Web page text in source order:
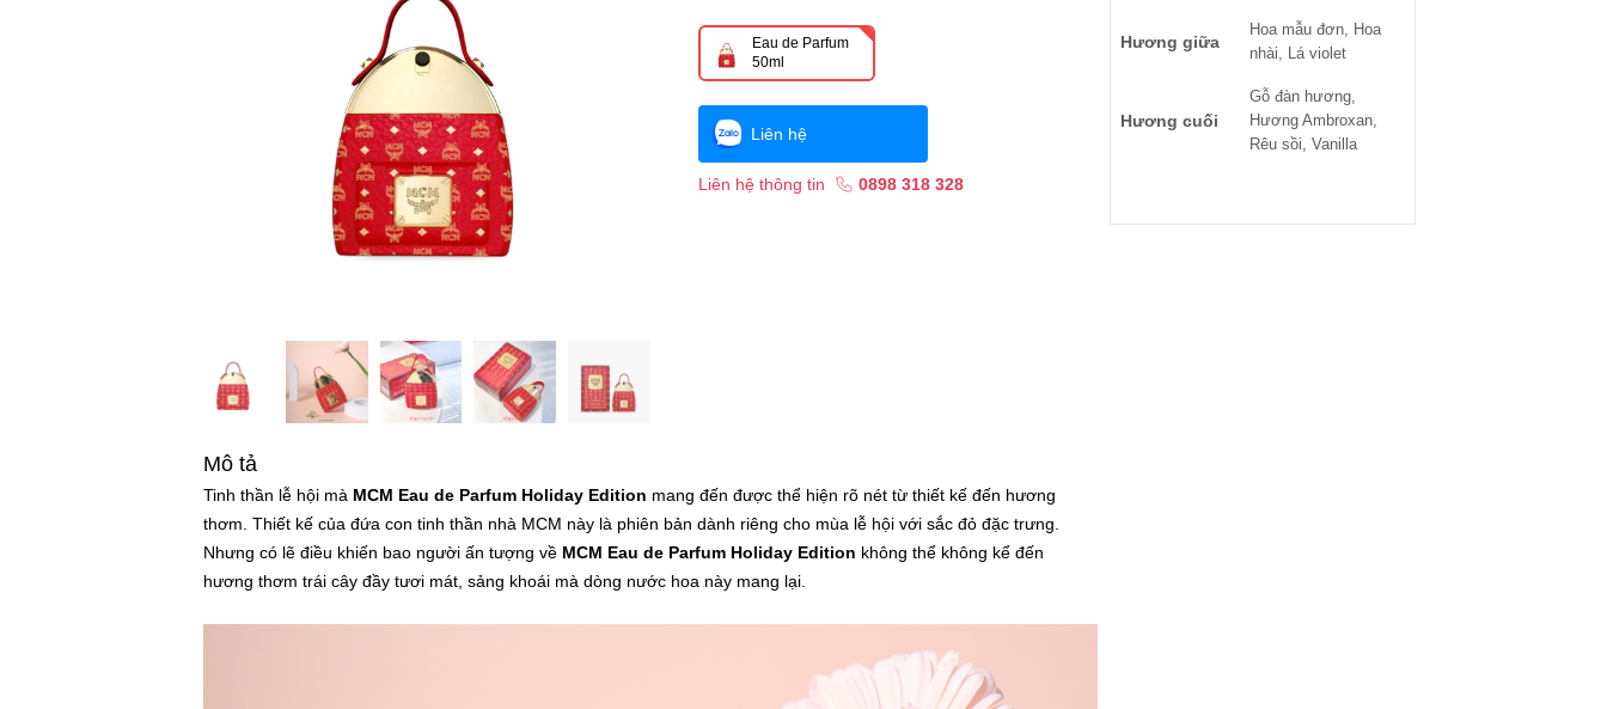
Eau de Parfum
50ml
Liên hệ
Liên hệ thông tin 0898 318 328
Mô tả
Tinh thần lễ hội mà MCM Eau de Parfum Holiday Edition mang đến được thể hiện rõ nét từ thiết kế đến hương
thơm. Thiết kế của đứa con tinh thần nhà MCM này là phiên bản dành riêng cho mùa lễ hội với sắc đỏ đặc trưng.
Nhưng có lẽ điều khiến bao người ấn tượng về MCM Eau de Parfum Holiday Edition không thể không kể đến
hương thơm trái cây đầy tươi mát, sảng khoái mà dòng nước hoa này mang lại.
Hương giữa
Hoa mẫu đơn, Hoa
nhài, Lá violet
Hương cuối
Gỗ đàn hương,
Hương Ambroxan,
Rêu sồi, Vanilla